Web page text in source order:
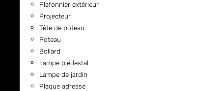
Plafonnier extérieur
Projecteur
Tête de poteau
Poteau
Bollard
Lampe piédestal
Lampe de jardin
Plaque adresse